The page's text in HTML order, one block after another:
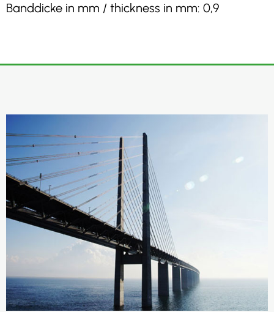
Banddicke in mm / thickness in mm: 0,9